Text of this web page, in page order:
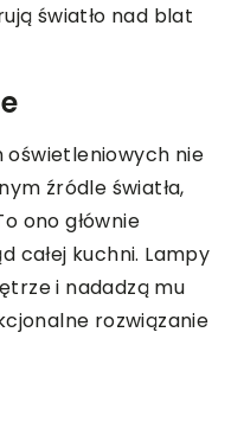
światło nad blat
oświetleniowych nie
źródle światła,
ono głównie
całej kuchni. Lampy
i nadadzą mu
rozwiązanie